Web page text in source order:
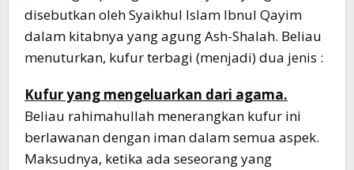
disebutkan oleh Syaikhul Islam Ibnul Qayim
dalam kitabnya yang agung Ash-Shalah. Beliau
menuturkan, kufur terbagi (menjadi) dua jenis :
Kufur yang mengeluarkan dari agama.
Beliau rahimahullah menerangkan kufur ini
berlawanan dengan iman dalam semua aspek.
Maksudnya, ketika ada seseorang yang